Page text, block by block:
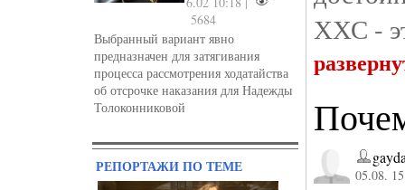
5684
Выбранный вариант явно
предназначен для затягивания
процесса рассмотрения ходатайства
об отсрочке наказания для Надежды
Толоконниковой
РЕПОРТАЖИ ПО ТЕМЕ
ХХС -
05.08.